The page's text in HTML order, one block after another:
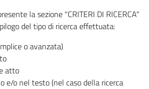
la sezione "CRITERI DI RICERCA"
del tipo di ricerca effettuata:
o avanzata)
atto
e/o nel testo (nel caso della ricerca